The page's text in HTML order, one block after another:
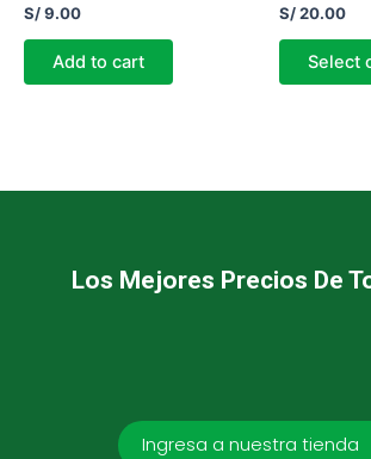
Rated
0
out
S/9.00
Add to cart
Rated
0
out
S/20.00
Select
Los Mejores Precios De
Ingresa a nuestra tienda